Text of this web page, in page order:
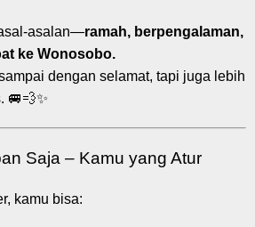
asalan—ramah, berpengalaman,
ke Wonosobo.
dengan selamat, tapi juga lebih
🚐💨✨
Saja – Kamu yang Atur
kamu bisa: